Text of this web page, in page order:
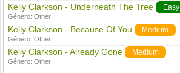
Kelly Clarkson - Underneath The Tree Easy
Gênero:Other
Kelly Clarkson - Because Of You Medium
Gênero:Other
Kelly Clarkson - Already Gone Medium
Gênero:Other